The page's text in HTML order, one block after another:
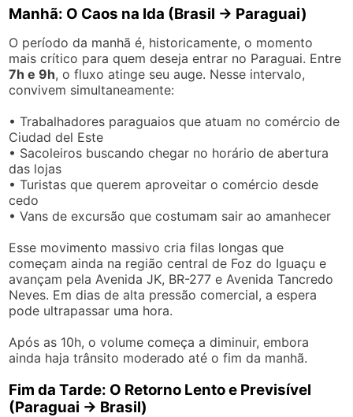
Manhã: O Caos na Ida (Brasil → Paraguai)
O período da manhã é, historicamente, o momento
mais crítico para quem deseja entrar no Paraguai. Entre
7h e 9h, o fluxo atinge seu auge. Nesse intervalo,
convivem simultaneamente:
• Trabalhadores paraguaios que atuam no comércio de
Ciudad del Este
• Sacoleiros buscando chegar no horário de abertura
das lojas
• Turistas que querem aproveitar o comércio desde
cedo
• Vans de excursão que costumam sair ao amanhecer
Esse movimento massivo cria filas longas que
começam ainda na região central de Foz do Iguaçu e
avançam pela Avenida JK, BR-277 e Avenida Tancredo
Neves. Em dias de alta pressão comercial, a espera
pode ultrapassar uma hora.
Após as 10h, o volume começa a diminuir, embora
ainda haja trânsito moderado até o fim da manhã.
Fim da Tarde: O Retorno Lento e Previsível
(Paraguai → Brasil)